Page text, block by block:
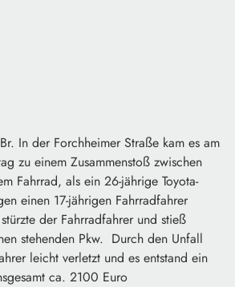
In der Forchheimer Straße kam es am
zu einem Zusammenstoß zwischen
Fahrrad, als ein 26-jährige Toyota-
einen 17-jährigen Fahrradfahrer
der Fahrradfahrer und stieß
stehenden Pkw. Durch den Unfall
leicht verletzt und es entstand ein
ca. 2100 Euro